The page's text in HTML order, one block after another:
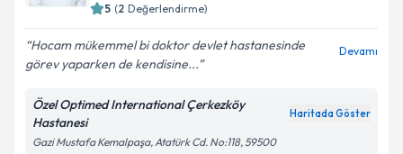
5 (2 Değerlendirme)
Hocam mükemmel bi doktor devlet hastanesinde
görev yaparken de kendisine...
Devamı
Özel Optimed International Çerkezköy
Hastanesi
Haritada Göster
Gazi Mustafa Kemalpaşa, Atatürk Cd. No:118, 59500